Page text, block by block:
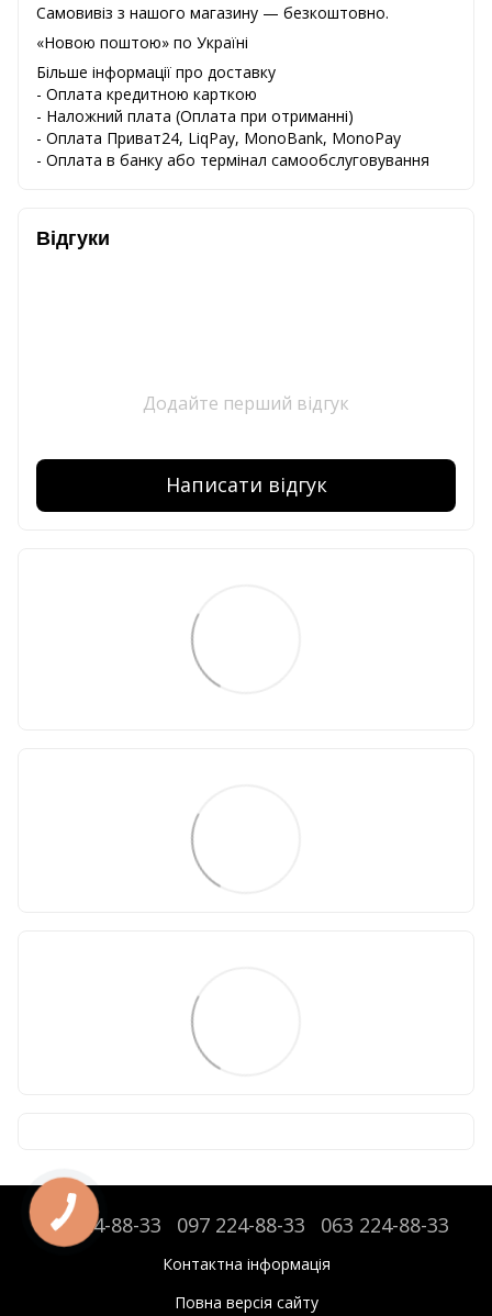
Самовивіз з нашого магазину — безкоштовно.
«Новою поштою» по Україні
Більше інформації про доставку
- Оплата кредитною карткою
- Наложний плата (Оплата при отриманні)
- Оплата Приват24, LiqPay, MonoBank, MonoPay
- Оплата в банку або термінал самообслуговування
Відгуки
Додайте перший відгук
Написати відгук
095 224-88-33 097 224-88-33 063 224-88-33
Контактна інформація
Повна версія сайту